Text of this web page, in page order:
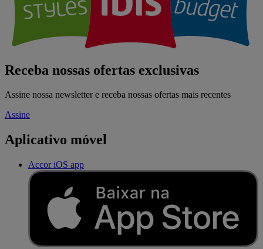
Receba nossas ofertas exclusivas
Assine nossa newsletter e receba nossas ofertas mais recentes
Assine
Aplicativo móvel
Accor iOS app